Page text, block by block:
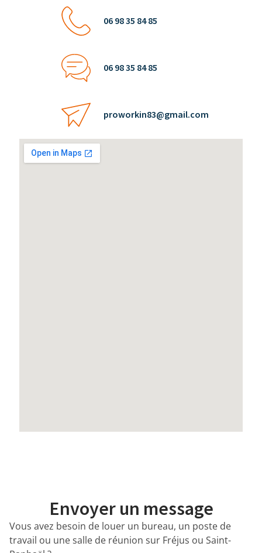
06 98 35 84 85
06 98 35 84 85
proworkin83@gmail.com
Envoyer un message
Vous avez besoin de louer un bureau, un poste de
travail ou une salle de réunion sur Fréjus ou Saint-